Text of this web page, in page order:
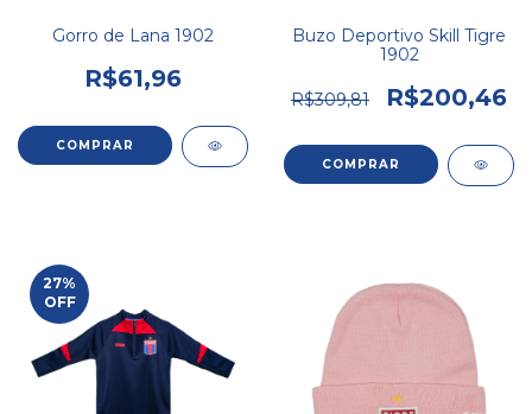
Gorro de Lana 1902
R$61,96
Buzo Deportivo Skill Tigre
1902
R$309,81 R$200,46
COMPRAR
27%
OFF